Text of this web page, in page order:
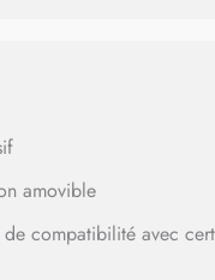
amovible
compatibilité avec